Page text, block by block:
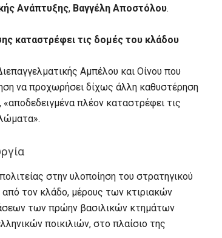
Ανάπτυξης, Βαγγέλη Αποστόλου.
καταστρέφει τις δομές του κλάδου
Αμπέλου και Οίνου που
να προχωρήσει δίχως άλλη καθυστέρηση
πλέον καταστρέφει τις
στην υλοποίηση του στρατηγικού
από τον κλάδο, μέρους των κτιριακών
των πρώην βασιλικών κτημάτων
ποικιλιών, στο πλαίσιο της